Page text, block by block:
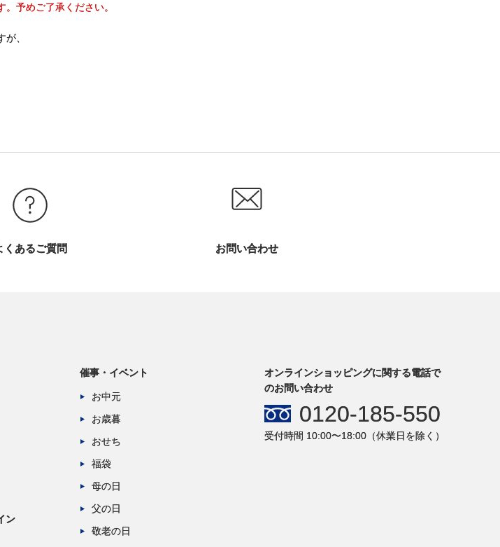
予めご了承ください。
、
くあるご質問 お問い合わせ
ン
催事・イベント
お中元
お歳暮
おせち
福袋
母の日
父の日
敬老の日
オンラインショッピングに関する電話で
のお問い合わせ
0120-185-550
受付時間 10:00〜18:00（休業日を除く）